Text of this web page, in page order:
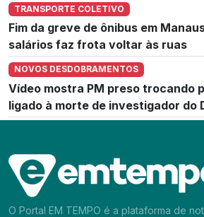
TRANSPORTE COLETIVO
Fim da greve de ônibus em
salários faz frota voltar às ruas
NOVOS DESDOBRAMENTOS
Vídeo mostra PM preso trocando
ligado à morte de investigador do
O Portal EM TEMPO é a plataforma de